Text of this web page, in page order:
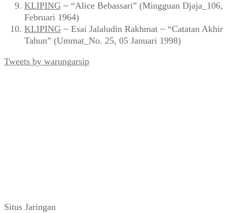
KLIPING ~ “Alice Bebassari” (Mingguan Djaja_106,
Februari 1964)
KLIPING ~ Esai Jalaludin Rakhmat ~ “Catatan Akhir
Tahun” (Ummat_No. 25, 05 Januari 1998)
Tweets by warungarsip
Situs Jaringan